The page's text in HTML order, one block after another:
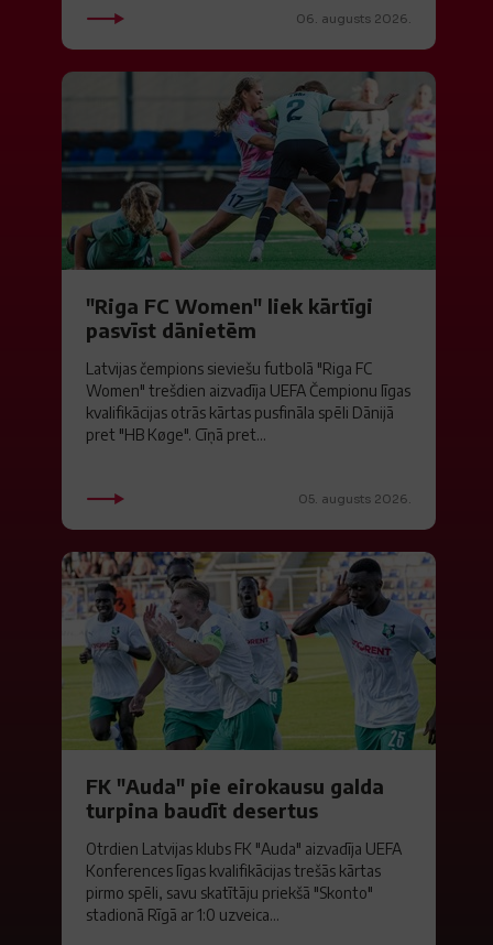
06. augusts 2026.
"Riga FC Women" liek kārtīgi
pasvīst dānietēm
Latvijas čempions sieviešu futbolā "Riga FC
Women" trešdien aizvadīja UEFA Čempionu līgas
kvalifikācijas otrās kārtas pusfināla spēli Dānijā
pret "HB Køge". Cīņā pret...
05. augusts 2026.
FK "Auda" pie eirokausu galda
turpina baudīt desertus
Otrdien Latvijas klubs FK "Auda" aizvadīja UEFA
Konferences līgas kvalifikācijas trešās kārtas
pirmo spēli, savu skatītāju priekšā "Skonto"
stadionā Rīgā ar 1:0 uzveica...